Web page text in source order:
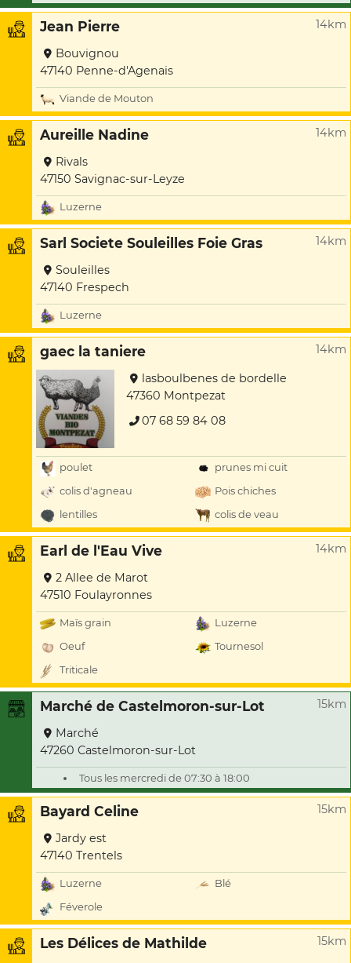
Jean Pierre 14km
Bouvignou
47140 Penne-d'Agenais
Viande de Mouton
Aureille Nadine 14km
Rivals
47150 Savignac-sur-Leyze
Luzerne
Sarl Societe Souleilles Foie Gras 14km
Souleilles
47140 Frespech
Luzerne
gaec la taniere 14km
lasboulbenes de bordelle
47360 Montpezat
07 68 59 84 08
poulet
prunes mi cuit
colis d'agneau
Pois chiches
lentilles
colis de veau
Earl de l'Eau Vive 14km
2 Allee de Marot
47510 Foulayronnes
Maïs grain
Luzerne
Oeuf
Tournesol
Triticale
Marché de Castelmoron-sur-Lot 15km
Marché
47260 Castelmoron-sur-Lot
Tous les mercredi de 07:30 à 18:00
Bayard Celine 15km
Jardy est
47140 Trentels
Luzerne
Blé
Féverole
Les Délices de Mathilde 15km